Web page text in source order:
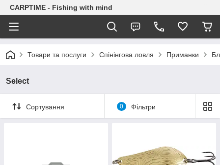
CARPTIME - Fishing with mind
Товари та послуги Спінінгова ловля Приманки
Select
Сортування 0 Фільтри